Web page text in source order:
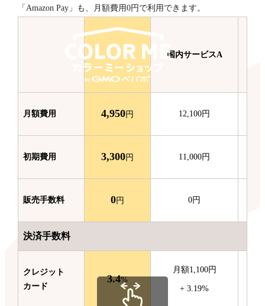
「Amazon Pay」も、月額費用0円で利用できます。
国内サービスA
月額費用 4,950円 12,100円
初期費用 3,300円 11,000円
販売手数料 0円 0円
決済手数料
クレジット
カード
3.4%
月額1,100円
+3.19%